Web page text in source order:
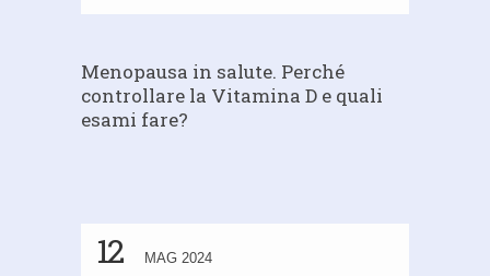
Menopausa in salute. Perché
controllare la Vitamina D e quali
esami fare?
12 MAG 2024